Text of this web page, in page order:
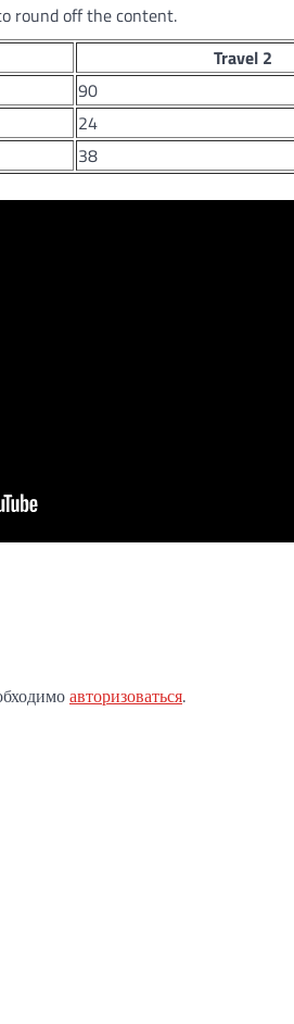
round off the content.
Travel 2
90
24
38
авторизоваться.